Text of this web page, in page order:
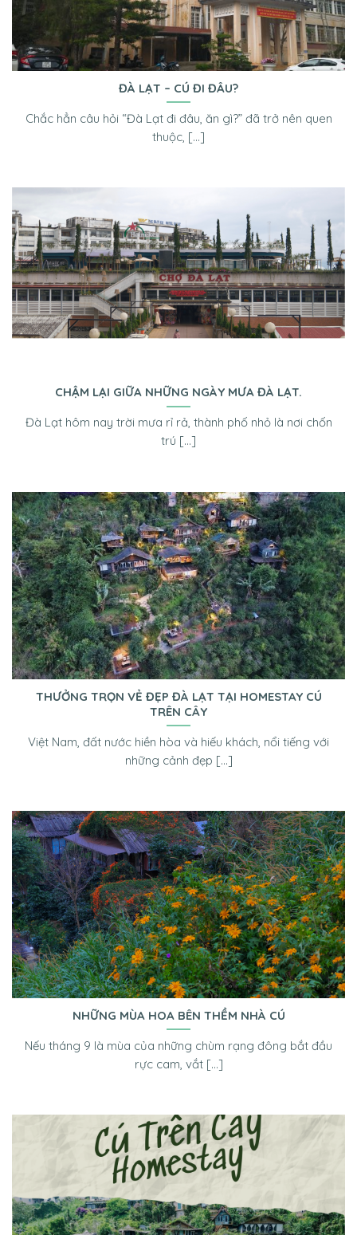
ĐÀ LẠT – CÚ ĐI ĐÂU?
Chắc hẳn câu hỏi “Đà Lạt đi đâu, ăn gì?” đã trở nên quen
thuộc, [...]
CHẬM LẠI GIỮA NHỮNG NGÀY MƯA ĐÀ LẠT.
Đà Lạt hôm nay trời mưa rỉ rả, thành phố nhỏ là nơi chốn
trú [...]
THƯỞNG TRỌN VẺ ĐẸP ĐÀ LẠT TẠI HOMESTAY CÚ
TRÊN CÂY
Việt Nam, đất nước hiền hòa và hiếu khách, nổi tiếng với
những cảnh đẹp [...]
NHỮNG MÙA HOA BÊN THỀM NHÀ CÚ
Nếu tháng 9 là mùa của những chùm rạng đông bắt đầu
rực cam, vắt [...]